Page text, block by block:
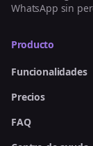
WhatsApp sin
Producto
Funcionalidades
Precios
FAQ